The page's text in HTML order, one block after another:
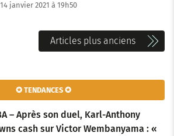
14 janvier 2021 à 19h50
Articles plus anciens
✪ TENDANCES ✪
– Après son duel, Karl-Anthony
cash sur Victor Wembanyama : «